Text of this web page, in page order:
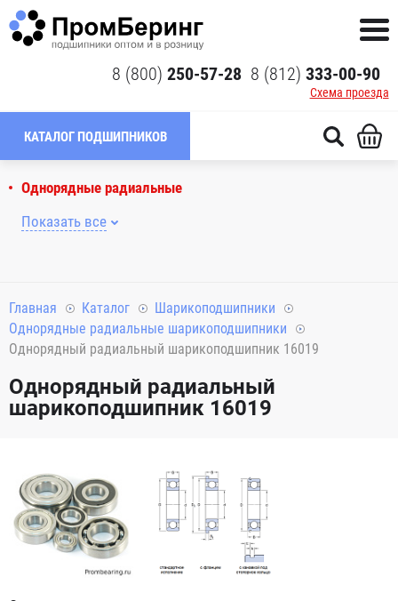
8 (800) 250-57-28 8 (812) 333-00-90
Схема проезда
КАТАЛОГ ПОДШИПНИКОВ
Однорядные радиальные
Показать все
Главная Каталог
Шарикоподшипники
Однорядные радиальные шарикоподшипники
Однорядный радиальный шарикоподшипник 16019
Однорядный радиальный
шарикоподшипник 16019